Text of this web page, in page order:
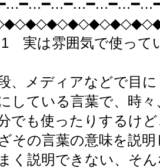
1 実は雰囲気で使っ
、メディアなどで目に
している言葉で、時々
でも使ったりするけど
その言葉の意味を説
く説明できない、そ